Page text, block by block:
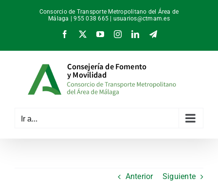
Consorcio de Transporte Metropolitano del Área de
Málaga | 955 038 665 | usuarios@ctmam.es
Facebook
X YouTubeInstagramLinkedInTelegram
Ir a...
Anterior Siguiente